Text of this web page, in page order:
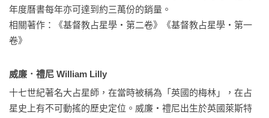
年度曆書每年亦可達到約三萬份的銷量。
相關著作：《基督教占星學‧第二卷》《基督教占星學‧第一
卷》
威廉．禮尼 William Lilly
十七世紀著名大占星師，在當時被稱為「英國的梅林」，在占
星史上有不可動搖的歷史定位。威廉・禮尼出生於英國萊斯特